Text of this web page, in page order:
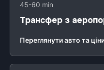
45-60 min
Трансфер з
Переглянути авто та